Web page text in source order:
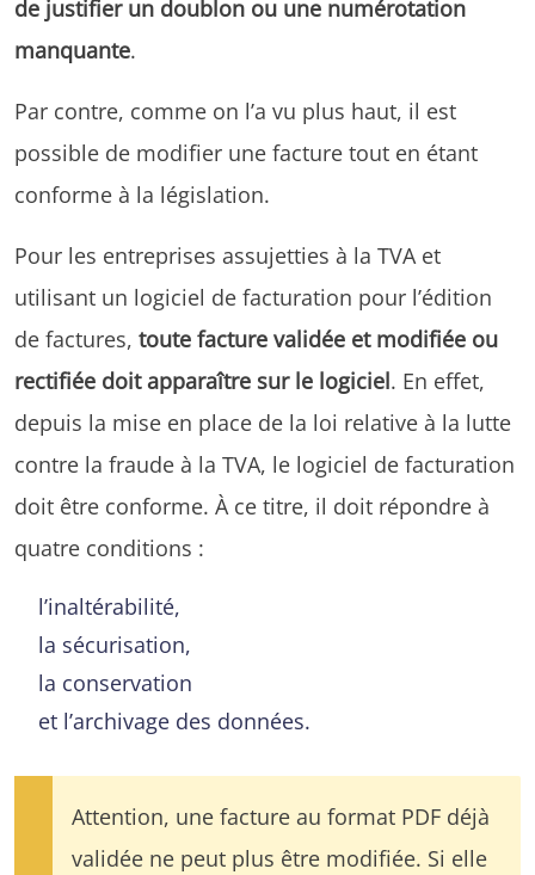
de justifier un doublon ou une numérotation
manquante.
Par contre, comme on l’a vu plus haut, il est
possible de modifier une facture tout en étant
conforme à la législation.
Pour les entreprises assujetties à la TVA et
utilisant un logiciel de facturation pour l’édition
de factures, toute facture validée et modifiée ou
rectifiée doit apparaître sur le logiciel. En effet,
depuis la mise en place de la loi relative à la lutte
contre la fraude à la TVA, le logiciel de facturation
doit être conforme. À ce titre, il doit répondre à
quatre conditions :
l’inaltérabilité,
la sécurisation,
la conservation
et l’archivage des données.
Attention, une facture au format PDF déjà
validée ne peut plus être modifiée. Si elle